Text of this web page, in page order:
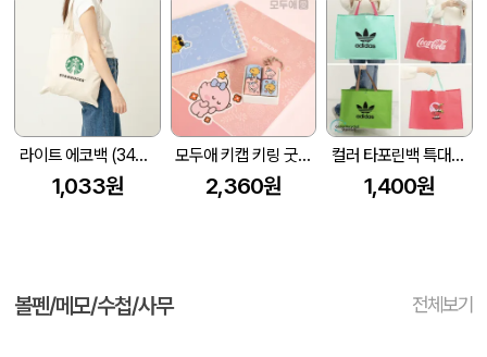
라이트 에코백 (340x370mm)
1,033원
모두애 키캡 키링 굿즈
2,360원
컬러 타포린백 특대형(3색) (중량140g±5)(530x300x380mm)
1,400원
볼펜/메모/수첩/사무 전체보기